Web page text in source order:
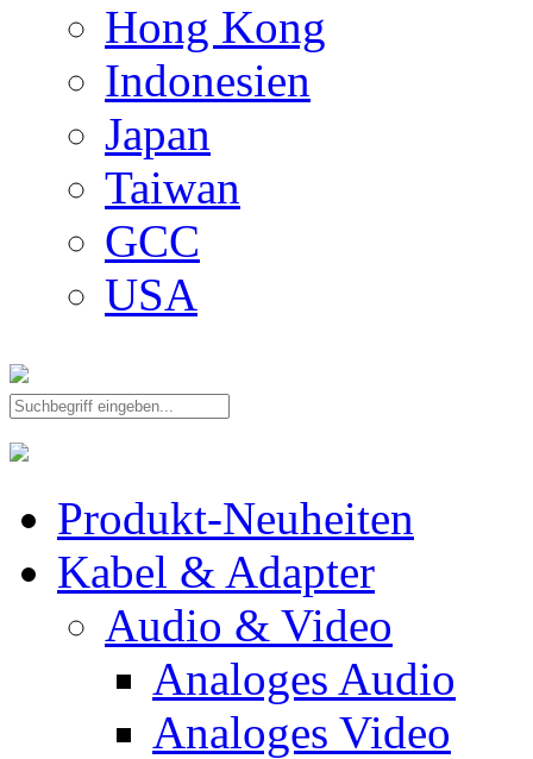
Hong Kong
Indonesien
Japan
Taiwan
GCC
USA
Produkt-Neuheiten
Kabel & Adapter
Audio & Video
Analoges Audio
Analoges Video